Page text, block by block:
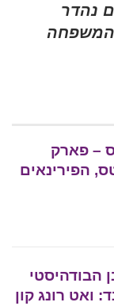
נהדר
המשפחה
– פארק
הפירינאים
הבודהיסטי
ואט רונג קון